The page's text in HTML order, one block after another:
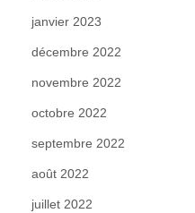
janvier 2023
décembre 2022
novembre 2022
octobre 2022
septembre 2022
août 2022
juillet 2022